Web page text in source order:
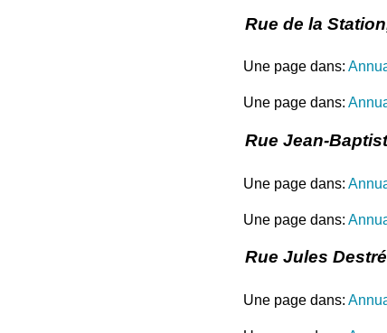
Rue de la
Une page dans:
Une page dans:
Rue Jean-
Une page dans:
Une page dans:
Rue Jules
Une page dans: